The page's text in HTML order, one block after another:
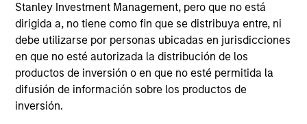
Stanley Investment Management, pero que no está
dirigida a, no tiene como fin que se distribuya entre, ni
debe utilizarse por personas ubicadas en jurisdicciones
en que no esté autorizada la distribución de los
productos de inversión o en que no esté permitida la
difusión de información sobre los productos de
inversión.
observed in the latest private markets data, a
summary of the latest private markets asset
class views, and a deep dive into private
credit, including addressing recent concerns
regarding software exposure.